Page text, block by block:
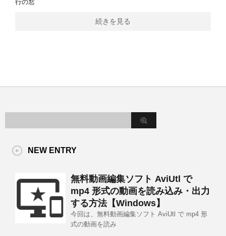
行の窓
続きを見る
NEW ENTRY
無料動画編集ソフト AviUtl で
mp4 形式の動画を読み込み・出力
する方法【Windows】
今回は、無料動画編集ソフト AviUtl で mp4 形
式の動画を読み